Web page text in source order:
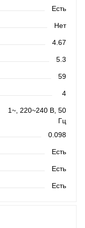
Есть
Нет
4.67
5.3
59
4
1~, 220~240 В, 50
Гц
0.098
Есть
Есть
Есть